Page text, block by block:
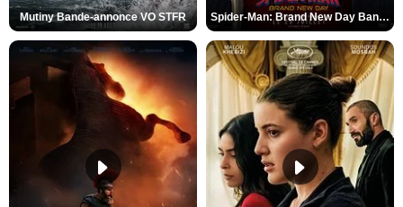
Mutiny Bande-annonce VO STFR Spider-Man: Brand New Day Bande-annonce VO STFR